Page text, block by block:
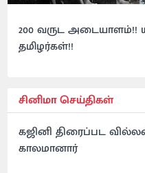
200 வருட
தமிழர்கள்!!
சினிமா செய்திகள்
கஜினி திரைப்பட
காலமானார்